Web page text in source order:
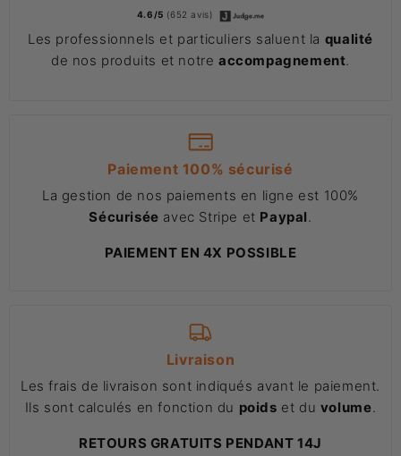
4.6/5 (652 avis)
Les professionnels et particuliers saluent la qualité
de nos produits et notre accompagnement
Paiement 100% sécurisé
La gestion de nos paiements en ligne est 100%
Sécurisée avec Stripe et Paypal
PAIEMENT EN 4X POSSIBLE
Livraison
Les frais de livraison sont indiqués avant le paiement.
Ils sont calculés en fonction du poids et du volume
RETOURS GRATUITS PENDANT 14J